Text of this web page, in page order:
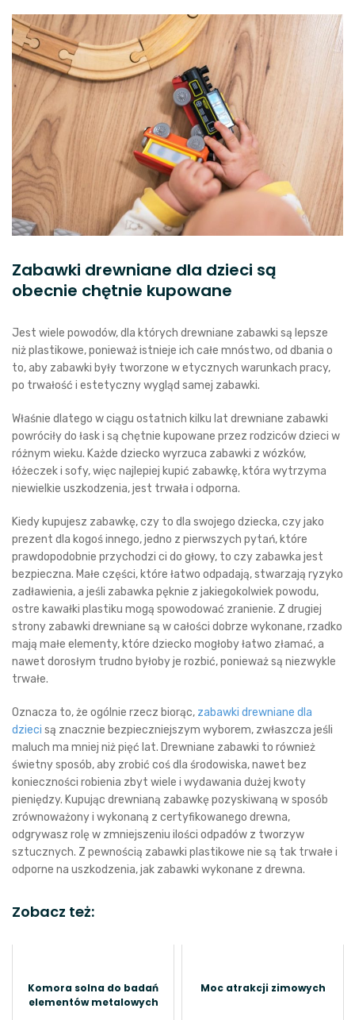
Zabawki drewniane dla dzieci są
obecnie chętnie kupowane
Jest wiele powodów, dla których drewniane zabawki są lepsze
niż plastikowe, ponieważ istnieje ich całe mnóstwo, od dbania o
to, aby zabawki były tworzone w etycznych warunkach pracy,
po trwałość i estetyczny wygląd samej zabawki.
Właśnie dlatego w ciągu ostatnich kilku lat drewniane zabawki
powróciły do łask i są chętnie kupowane przez rodziców dzieci w
różnym wieku. Każde dziecko wyrzuca zabawki z wózków,
łóżeczek i sofy, więc najlepiej kupić zabawkę, która wytrzyma
niewielkie uszkodzenia, jest trwała i odporna.
Kiedy kupujesz zabawkę, czy to dla swojego dziecka, czy jako
prezent dla kogoś innego, jedno z pierwszych pytań, które
prawdopodobnie przychodzi ci do głowy, to czy zabawka jest
bezpieczna. Małe części, które łatwo odpadają, stwarzają ryzyko
zadławienia, a jeśli zabawka pęknie z jakiegokolwiek powodu,
ostre kawałki plastiku mogą spowodować zranienie. Z drugiej
strony zabawki drewniane są w całości dobrze wykonane, rzadko
mają małe elementy, które dziecko mogłoby łatwo złamać, a
nawet dorosłym trudno byłoby je rozbić, ponieważ są niezwykle
trwałe.
Oznacza to, że ogólnie rzecz biorąc, zabawki drewniane dla
dzieci są znacznie bezpieczniejszym wyborem, zwłaszcza jeśli
maluch ma mniej niż pięć lat. Drewniane zabawki to również
świetny sposób, aby zrobić coś dla środowiska, nawet bez
konieczności robienia zbyt wiele i wydawania dużej kwoty
pieniędzy. Kupując drewnianą zabawkę pozyskiwaną w sposób
zrównoważony i wykonaną z certyfikowanego drewna,
odgrywasz rolę w zmniejszeniu ilości odpadów z tworzyw
sztucznych. Z pewnością zabawki plastikowe nie są tak trwałe i
odporne na uszkodzenia, jak zabawki wykonane z drewna.
Zobacz też:
Komora solna do badań
elementów metalowych
Moc atrakcji zimowych